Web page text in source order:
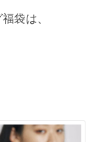
袋は、